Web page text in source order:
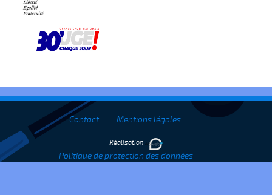
Contact Mentions légales
Politique de protection des données
Réalisation